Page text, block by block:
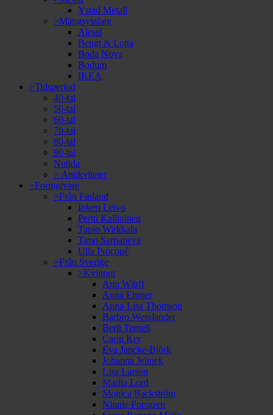
Ystad Metall
>Mångsysslare
Alessi
Bengt & Lotta
Boda Nova
Bodum
IKEA
>Tidsperiod
40-tal
50-tal
60-tal
70-tal
80-tal
90-tal
Nutida
> Antikviteter
>Formgivare
>Från Finland
Inkeri Leivo
Pertti Kallioinen
Tapio Wirkkala
Timo Sarpaneva
Ulla Procopé
>Från Sverige
>Kvinnor
Ann Wärff
Anna Ehrner
Anna-Lisa Thomson
Barbro Wesslander
Berit Ternell
Carin Kry
Eva Jancke-Björk
Johanna Jelinek
Lisa Larson
Marita Lord
Monica Backström
Ninnie Forsgren